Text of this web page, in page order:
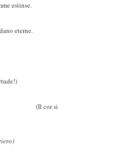
estinse.
eterne.
si